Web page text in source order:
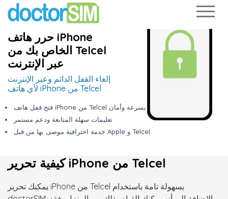
حرر هاتف iPhone
الخاص بك من Telcel
عبر الإنترنت
إلغاء القفل الدائم وعبر الإنترنت
لأي هاتف iPhone من Telcel
فتح قفل هاتف iPhone من Telcel بسرعة وأمان
تعليمات سهلة المتابعة ودعم مستمر
خدمة احترافية موصى بها من قبل Apple و Telcel
كيفية تحرير iPhone من Telcel
يمكنك تحرير iPhone من Telcel بسهولة تامة باستخدام